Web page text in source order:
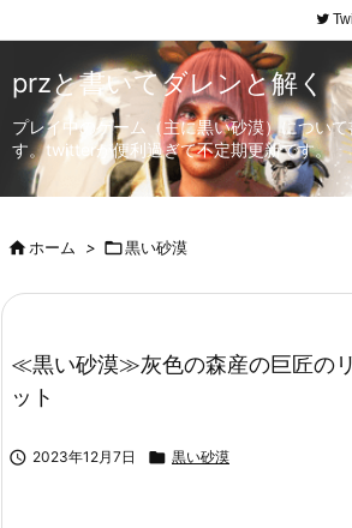
przと書いてダレンと解く
プレイ中のゲーム（主に黒い砂漠）につい
す。twitterが便利過ぎて不定期更新です。
ホーム > 黒い砂漠
≪黒い砂漠≫灰色の森産の巨匠の
ット
 2023年12月7日  黒い砂漠